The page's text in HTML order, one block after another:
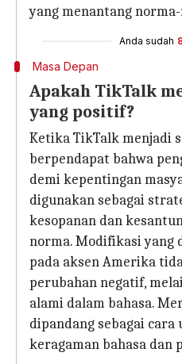
yang menantang
Anda sudah
Masa Depan
Apakah TikTalk
yang positif?
Ketika TikTalk menjadi
berpendapat bahwa
demi kepentingan
digunakan sebagai
kesopanan dan
norma. Modifikasi yang
pada aksen Amerika
perubahan negatif,
alami dalam bahasa.
dipandang sebagai
keragaman bahasa dan